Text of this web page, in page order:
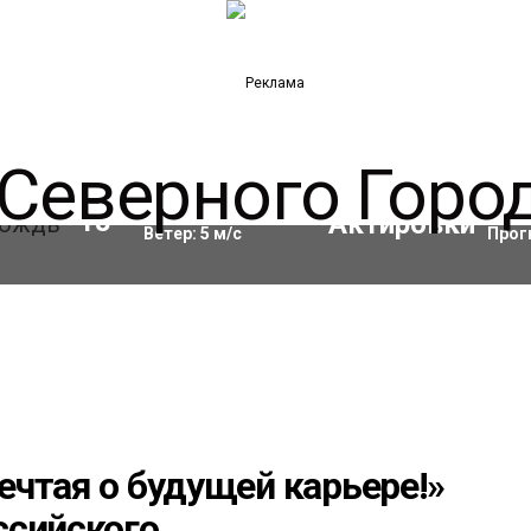
18°C Влажность:84%
Ветер: 5 м/с
о будущей карьере!»